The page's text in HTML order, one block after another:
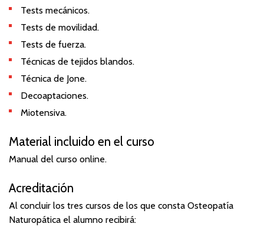
Tests mecánicos.
Tests de movilidad.
Tests de fuerza.
Técnicas de tejidos blandos.
Técnica de Jone.
Decoaptaciones.
Miotensiva.
Material incluido en el curso
Manual del curso online.
Acreditación
Al concluir los tres cursos de los que consta Osteopatía
Naturopática el alumno recibirá: